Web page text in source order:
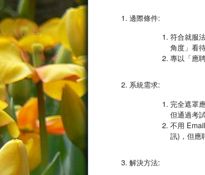
邊際條件:
符合就服
角度」看
專以「應
系統需求:
完全遮罩
但通過考
不用
訊)，但應
解決方法: